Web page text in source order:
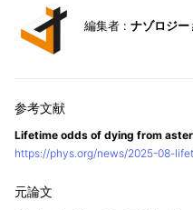
ナゾロジー
Lifetime odds of dying from
https://phys.org/news/2025-08-